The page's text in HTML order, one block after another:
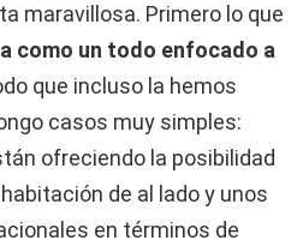
maravillosa. Primero lo que
como un todo enfocado a
que incluso la hemos
casos muy simples:
ofreciendo la posibilidad
de al lado y unos
en términos de